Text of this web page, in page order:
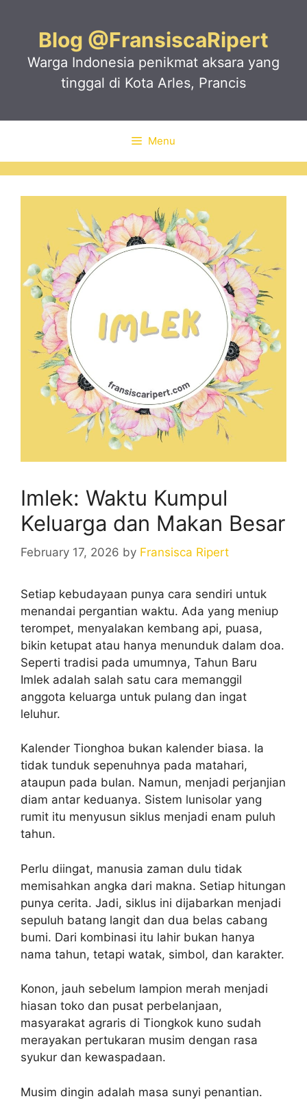
Blog @FransiscaRipert
Warga Indonesia penikmat aksara yang
tinggal di Kota Arles, Prancis
Menu
Imlek: Waktu Kumpul
Keluarga dan Makan Besar
February 17, 2026 by Fransisca Ripert
Setiap kebudayaan punya cara sendiri untuk
menandai pergantian waktu. Ada yang meniup
terompet, menyalakan kembang api, puasa,
bikin ketupat atau hanya menunduk dalam doa.
Seperti tradisi pada umumnya, Tahun Baru
Imlek adalah salah satu cara memanggil
anggota keluarga untuk pulang dan ingat
leluhur.
Kalender Tionghoa bukan kalender biasa. Ia
tidak tunduk sepenuhnya pada matahari,
ataupun pada bulan. Namun, menjadi perjanjian
diam antar keduanya. Sistem lunisolar yang
rumit itu menyusun siklus menjadi enam puluh
tahun.
Perlu diingat, manusia zaman dulu tidak
memisahkan angka dari makna. Setiap hitungan
punya cerita. Jadi, siklus ini dijabarkan menjadi
sepuluh batang langit dan dua belas cabang
bumi. Dari kombinasi itu lahir bukan hanya
nama tahun, tetapi watak, simbol, dan karakter.
Konon, jauh sebelum lampion merah menjadi
hiasan toko dan pusat perbelanjaan,
masyarakat agraris di Tiongkok kuno sudah
merayakan pertukaran musim dengan rasa
syukur dan kewaspadaan.
Musim dingin adalah masa sunyi penantian.